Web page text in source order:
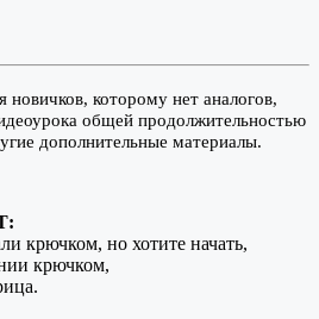
которому нет аналогов,
общей продолжительностью
дополнительные материалы.
крючком, но хотите начать,
крючком,